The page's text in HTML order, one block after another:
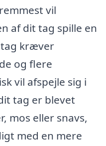
vil
af dit tag spille en
kræver
og flere
vil afspejle sig i
tag er blevet
mos eller snavs,
med en mere